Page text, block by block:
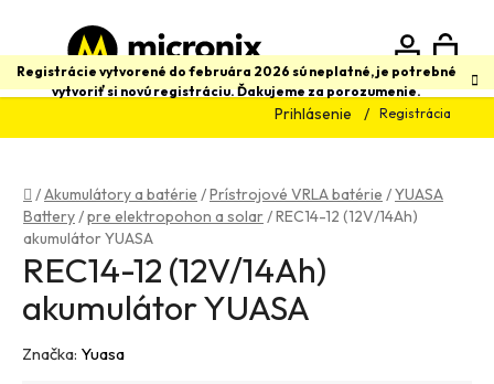
obsah
Registrácie vytvorené do februára 2026 sú neplatné, je potrebné
vytvoriť si novú registráciu. Ďakujeme za porozumenie.
Prihlásenie Registrácia
Hľadať
Domov
/Akumulátory a batérie /Prístrojové VRLA batérie /YUASA
Battery/pre elektropohon a solar/REC14-12 (12V/14Ah)
akumulátor YUASA
REC14-12 (12V/14Ah)
akumulátor YUASA
Značka: Yuasa